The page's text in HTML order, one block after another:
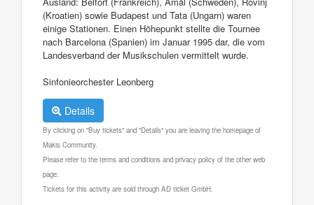
(Kroatien) sowie Budapest und Tata (Ungarn) waren
einige Stationen. Einen Höhepunkt stellte die Tournee
nach Barcelona (Spanien) im Januar 1995 dar, die vom
Landesverband der Musikschulen vermittelt wurde.
Sinfonieorchester Leonberg
Details
By clicking on "Buy tickets" and "Details" you are leaving the homepage of
Makis Community.
Please refer to the terms and conditions and privacy policy of the other web
page.
Tickets for this activity are sold through AD ticket GmbH.